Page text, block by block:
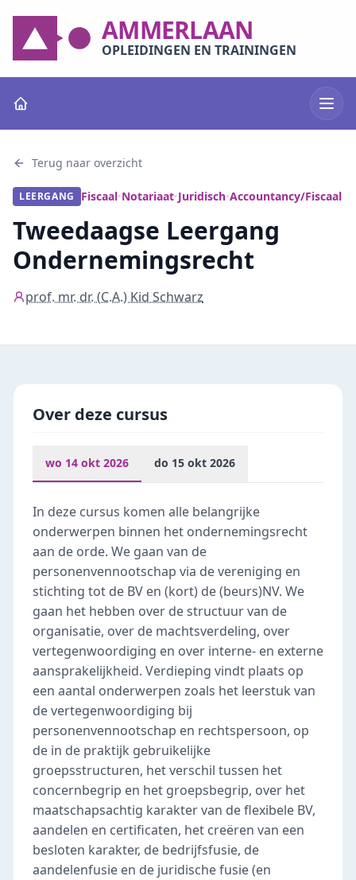
AMMERLAAN
OPLEIDINGEN EN TRAININGEN
Terug naar overzicht
LEERGANG Fiscaal•Notariaat•Juridisch•Accountancy/Fiscaal
Tweedaagse Leergang
Ondernemingsrecht
prof. mr. dr. (C.A.) Kid Schwarz
Over deze cursus
wo 14 okt 2026 do 15 okt 2026
In deze cursus komen alle belangrijke
onderwerpen binnen het ondernemingsrecht
aan de orde. We gaan van de
personenvennootschap via de vereniging en
stichting tot de BV en (kort) de (beurs)NV. We
gaan het hebben over de structuur van de
organisatie, over de machtsverdeling, over
vertegenwoordiging en over interne- en externe
aansprakelijkheid. Verdieping vindt plaats op
een aantal onderwerpen zoals het leerstuk van
de vertegenwoordiging bij
personenvennootschap en rechtspersoon, op
de in de praktijk gebruikelijke
groepsstructuren, het verschil tussen het
concernbegrip en het groepsbegrip, over het
maatschapsachtig karakter van de flexibele BV,
aandelen en certificaten, het creëren van een
besloten karakter, de bedrijfsfusie, de
aandelenfusie en de juridische fusie (en